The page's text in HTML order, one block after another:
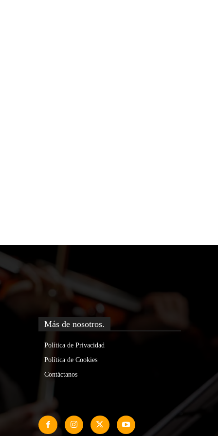
Más de nosotros.
Política de Privacidad
Política de Cookies
Contáctanos